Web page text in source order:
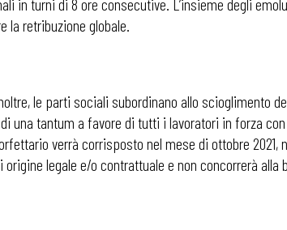
in turni di 8 ore consecutive. L’insieme degli
la retribuzione globale.
le parti sociali subordinano allo scioglimento
una tantum a favore di tutti i lavoratori in forza
verrà corrisposto nel mese di ottobre
legale e/o contrattuale e non concorrerà